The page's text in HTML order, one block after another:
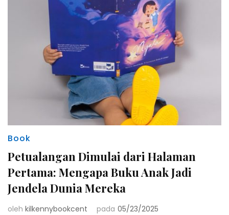
Book
Petualangan Dimulai dari Halaman
Pertama: Mengapa Buku Anak Jadi
Jendela Dunia Mereka
oleh kilkennybookcent pada 05/23/2025